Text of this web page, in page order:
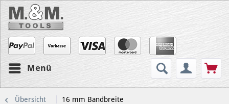
Menü
Übersicht 16 mm Bandbreite